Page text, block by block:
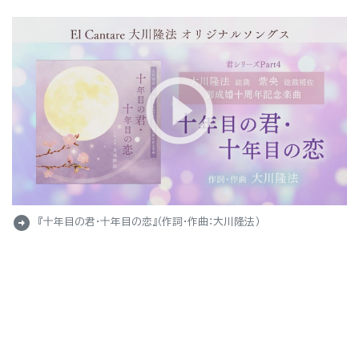
arrow_circle_right 『十年目の君・十年目の恋』（作詞・作曲：大川隆法）